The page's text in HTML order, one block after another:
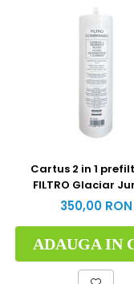
Cartus 2 in 1
FILTRO Glaciar
polipropilena si
activat, twist
350,00 RON
ADAUGA IN